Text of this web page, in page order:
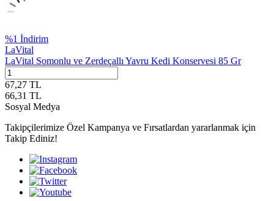
%1 İndirim
LaVital
LaVital Somonlu ve Zerdeçallı Yavru Kedi Konservesi 85 Gr
67,27 TL
66,31 TL
Sosyal Medya
Takipçilerimize Özel Kampanya ve Fırsatlardan yararlanmak için
Takip Ediniz!